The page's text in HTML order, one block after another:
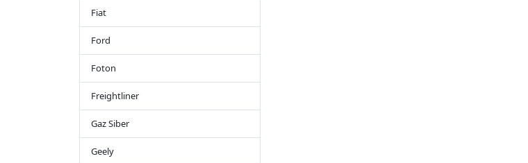
Fiat
Ford
Foton
Freightliner
Gaz Siber
Geely